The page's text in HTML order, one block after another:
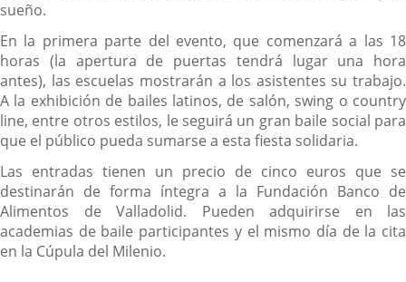
sueño.
En la primera parte del evento, que comenzará a las 18
horas (la apertura de puertas tendrá lugar una hora
antes), las escuelas mostrarán a los asistentes su trabajo.
A la exhibición de bailes latinos, de salón, swing o country
line, entre otros estilos, le seguirá un gran baile social para
que el público pueda sumarse a esta fiesta solidaria.
Las entradas tienen un precio de cinco euros que se
destinarán de forma íntegra a la Fundación Banco de
Alimentos de Valladolid. Pueden adquirirse en las
academias de baile participantes y el mismo día de la cita
en la Cúpula del Milenio.